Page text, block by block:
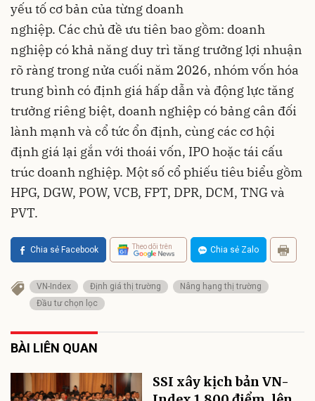
yếu tố cơ bản của từng doanh
nghiệp. Các chủ đề ưu tiên bao gồm: doanh
nghiệp có khả năng duy trì tăng trưởng lợi nhuận
rõ ràng trong nửa cuối năm 2026, nhóm vốn hóa
trung bình có định giá hấp dẫn và động lực tăng
trưởng riêng biệt, doanh nghiệp có bảng cân đối
lành mạnh và cổ tức ổn định, cùng các cơ hội
định giá lại gắn với thoái vốn, IPO hoặc tái cấu
trúc doanh nghiệp. Một số cổ phiếu tiêu biểu gồm
HPG, DGW, POW, VCB, FPT, DPR, DCM, TNG và
PVT.
Chia sẻ Facebook Theo dõi trên Chia sẻ Zalo
VN-Index Định giá thị trường
Nâng hạng thị trường
Đầu tư chọn lọc
BÀI LIÊN QUAN
SSI xây kịch bản VN-